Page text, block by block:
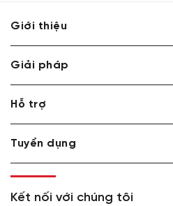
Giới thiệu
Giải pháp
Hỗ trợ
Tuyển dụng
Kết nối với chúng tôi